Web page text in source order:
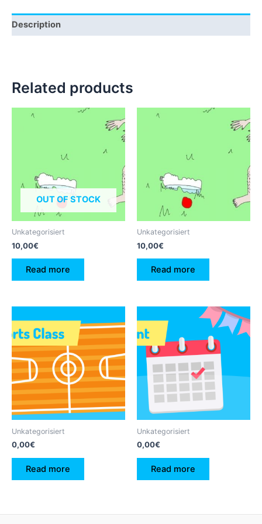
Description
Related products
OUT OF STOCK
Unkategorisiert
10,00€
Read more
Unkategorisiert
10,00€
Read more
Unkategorisiert
0,00€
Read more
Unkategorisiert
0,00€
Read more